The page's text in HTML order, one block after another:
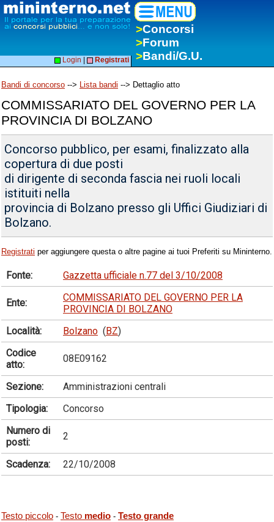
>Concorsi
>Forum
>Bandi/G.U.
Login Registrati
Bandi di concorso --> Lista bandi --> Dettaglio atto
COMMISSARIATO DEL GOVERNO PER LA
PROVINCIA DI BOLZANO
Concorso pubblico, per esami, finalizzato alla
copertura di due posti
di dirigente di seconda fascia nei ruoli locali
istituiti nella
provincia di Bolzano presso gli Uffici Giudiziari di
Bolzano.
Registrati per aggiungere questa o altre pagine ai tuoi Preferiti su Mininterno.
Fonte: Gazzetta ufficiale n.77 del 3/10/2008
Ente:
COMMISSARIATO DEL GOVERNO PER LA
PROVINCIA DI BOLZANO
Località:
Bolzano (BZ)
Codice
atto:
08E09162
Sezione:
Amministrazioni centrali
Tipologia:
Concorso
Numero di
posti:
2
Scadenza: 22/10/2008
Testo piccolo - Testo medio - Testo grande